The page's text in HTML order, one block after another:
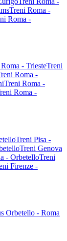
Treni Roma -
Roma -
- TriesteTreni
Roma -
Treni Roma -
Roma -
Treni Pisa -
Treni Genova
- OrbetelloTreni
Firenze -
Orbetello - Roma